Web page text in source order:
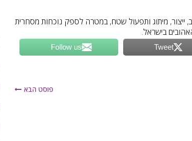
ייצור, מיתוג ותפעול שטח, במטרה לספק נוכחות מסחרית
בישראל.
Tweet
Follow us
פוסט הבא